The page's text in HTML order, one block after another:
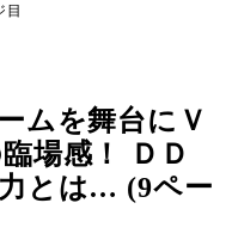
目
ムを舞台にＶ
場感！ ＤＤ
とは… (9ペー